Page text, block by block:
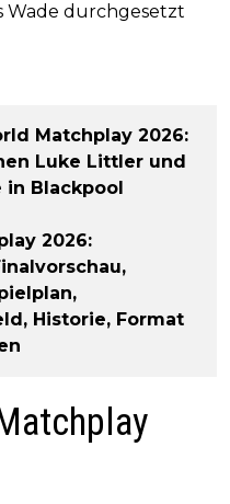
Wade durchgesetzt
Matchplay 2026:
Luke Littler und
in Blackpool
2026:
Historie, Format